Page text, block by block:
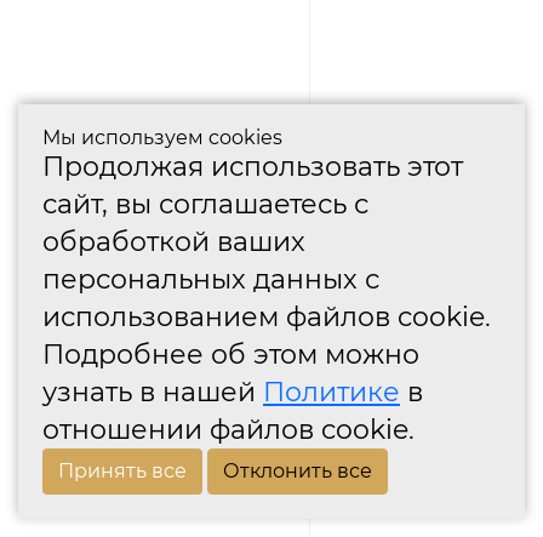
Мы используем cookies
Продолжая использовать этот
сайт, вы соглашаетесь с
обработкой ваших
персональных данных с
использованием файлов cookie.
Подробнее об этом можно
узнать в нашей Политике в
отношении файлов cookie.
Принять все Отклонить все